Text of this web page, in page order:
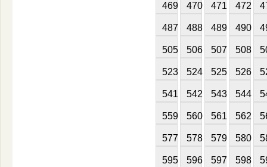
469 470 471 472
487 488 489 490
505 506 507 508
523 524 525 526
541 542 543 544
559 560 561 562
577 578 579 580
595 596 597 598